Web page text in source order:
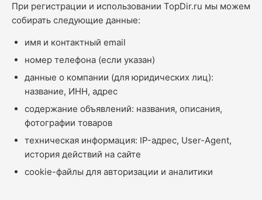
При регистрации и использовании TopDir.ru мы можем
собирать следующие данные:
имя и контактный email
номер телефона (если указан)
данные о компании (для юридических лиц):
название, ИНН, адрес
содержание объявлений: названия, описания,
фотографии товаров
техническая информация: IP-адрес, User-Agent,
история действий на сайте
cookie-файлы для авторизации и аналитики